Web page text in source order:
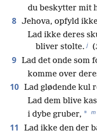
du beskytter mit
8 Jehova, opfyld
Lad ikke deres
bliver stolte. j (
9 Lad det onde som
komme over
10 Lad glødende kul
Lad dem blive
i dybe gruber, * m
11
Lad ikke den der